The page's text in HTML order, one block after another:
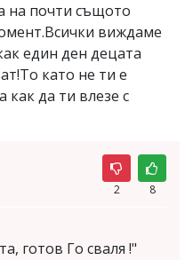
на почти същото
виждаме
един ден децата
като не ти е
да ти влезе с
2 8
готов Го сваля !"